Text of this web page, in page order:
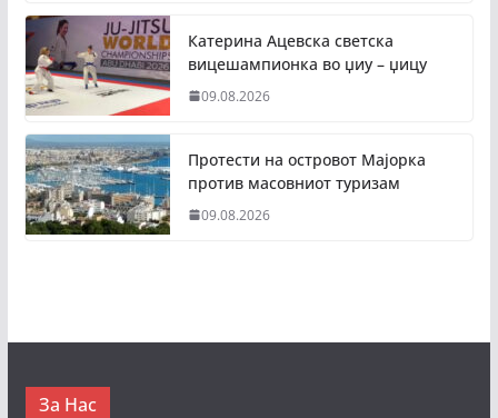
Катерина Ацевска светска
вицешампионка во џиу – џицу
09.08.2026
Протести на островот Мајорка
против масовниот туризам
09.08.2026
За Нас